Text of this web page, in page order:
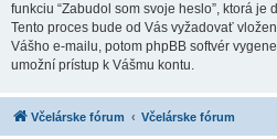
funkciu “Zabudol som svoje heslo”, ktorá je
Tento proces bude od Vás vyžadovať
Vášho e-mailu, potom phpBB softvér
umožní prístup k Vášmu kontu.
Včelárske fórum Včelárske fórum